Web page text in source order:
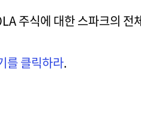
주식에 대한 스파크의 전
를 클릭하라.